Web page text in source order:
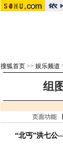
搜狐首页 >> 娱乐频道
组
页面功能 【
“北丐”洪七公